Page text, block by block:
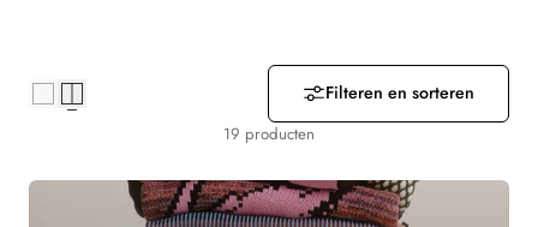
Filteren en sorteren
19 producten